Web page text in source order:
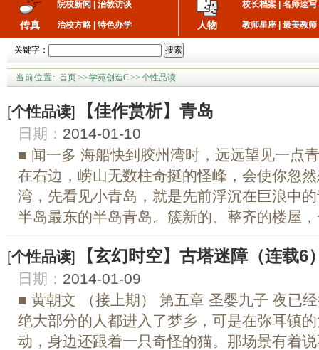
传真
院校新闻 治教访谈
治校方略 特色办学 人物
校长档案 名师速写
教师星座 最美教师
关键字： 搜索
当前位置: 首页>> 学苑创造C>> 个性品读
[个性品读] 【佳作赏析】青岛
日期： 2014-01-10
■ 闻一多 海船快到胶州湾时，远远望见一点
在右边，崂山无数柱奇挺的怪峰，会使你忽
湾，先看见小青岛，就是先前浮沉在巨浪中
半岛最东的半岛青岛。簇新的、整齐的楼屋
[个性品读] 【玄幻时空】古塔迷障（连载6
日期： 2014-01-09
■ 黄朝文 （接上期） 第五章 圣婴九子 夜已
绝大部分的人都进入了梦乡，可是在弥耳镇
动，身边还跟着一只奇怪的猫。那场景有着